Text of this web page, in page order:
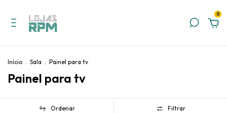
0
Início . Sala . Painel para tv
Painel para tv
Ordenar Filtrar